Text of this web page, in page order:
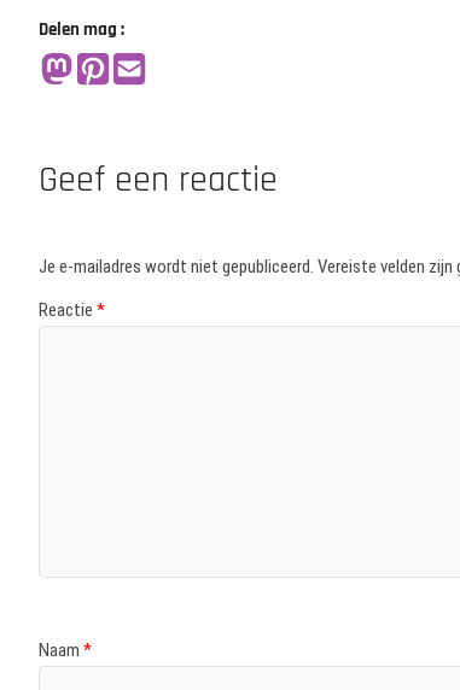
Delen mag :
Geef een reactie
Je e-mailadres wordt niet gepubliceerd. Vereiste velden zijn
Reactie *
Naam *